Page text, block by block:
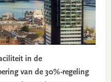
in de
van de 30%-regeling